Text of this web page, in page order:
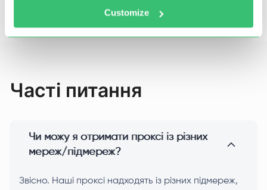
Customize
чіткість та швидкість оброблюваних даних
Часті питання
Чи можу я отримати проксі із різних
мереж/підмереж?
Звісно. Наші проксі надходять із різних підмереж,